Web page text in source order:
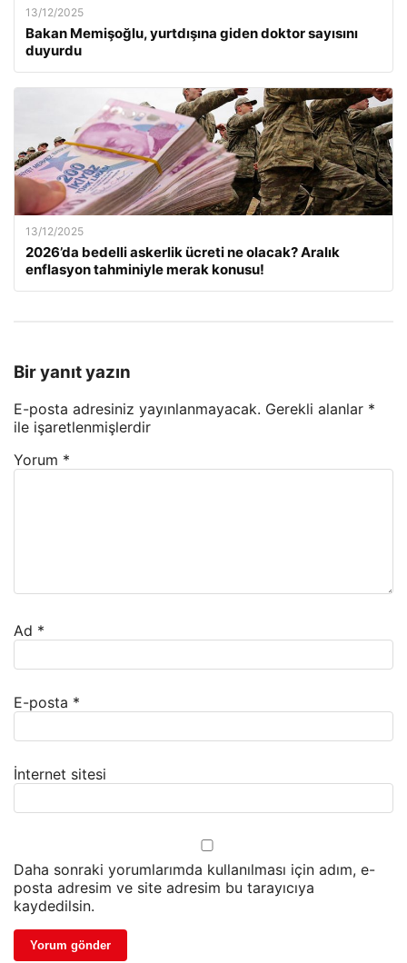
13/12/2025
Bakan Memişoğlu, yurtdışına giden doktor sayısını
duyurdu
13/12/2025
2026’da bedelli askerlik ücreti ne olacak? Aralık
enflasyon tahminiyle merak konusu!
Bir yanıt yazın
E-posta adresiniz yayınlanmayacak. Gerekli alanlar *
ile işaretlenmişlerdir
Yorum *
Ad *
E-posta *
İnternet sitesi
Daha sonraki yorumlarımda kullanılması için adım, e-
posta adresim ve site adresim bu tarayıcıya
kaydedilsin.